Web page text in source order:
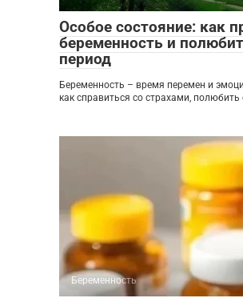
Особое состояние: как
беременность и
период
Беременность – время перемен и
как справиться со страхами, полюбить
Беременность